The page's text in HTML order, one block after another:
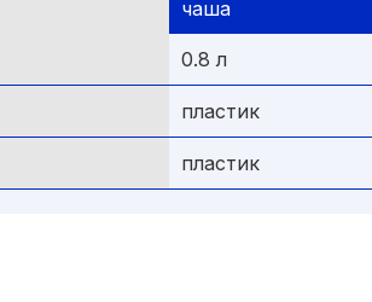
чаша
0.8 л
пластик
пластик